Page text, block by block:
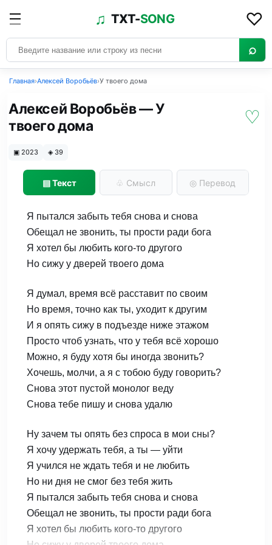
♫ TXT-SONG ♡
⌕
Главная›Алексей Воробьёв›У твоего дома
Алексей Воробьёв — У
твоего дома
♡
▣ 2023 ◈ 39
▤Текст ♧ Смысл ◎ Перевод
Я пытался забыть тебя снова и снова
Обещал не звонить, ты прости ради бога
Я хотел бы любить кого-то другого
Но сижу у дверей твоего дома
Я думал, время всё расставит по своим
Но время, точно как ты, уходит к другим
И я опять сижу в подъезде ниже этажом
Просто чтоб узнать, что у тебя всё хорошо
Можно, я буду хотя бы иногда звонить?
Хочешь, молчи, а я с тобою буду говорить?
Снова этот пустой монолог веду
Снова тебе пишу и снова удалю
Ну зачем ты опять без спроса в мои сны?
Я хочу удержать тебя, а ты — уйти
Я учился не ждать тебя и не любить
Но ни дня не смог без тебя жить
Я пытался забыть тебя снова и снова
Обещал не звонить, ты прости ради бога
Я хотел бы любить кого-то другого